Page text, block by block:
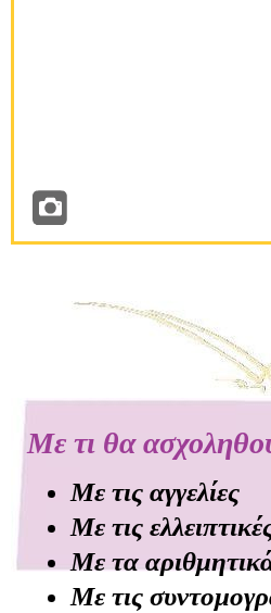
Με τι θα
Mε τις αγγελίες
Με τις
Με τα
Με τις